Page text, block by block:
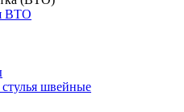
ВТО
швейные